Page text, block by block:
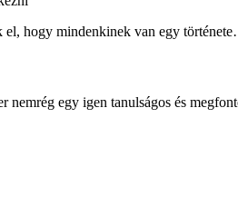
el, hogy mindenkinek van egy
egy igen tanulságos és